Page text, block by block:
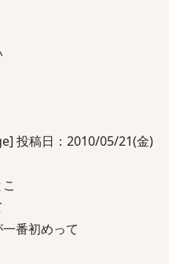
投稿日：2010/05/21(金)
番初めって